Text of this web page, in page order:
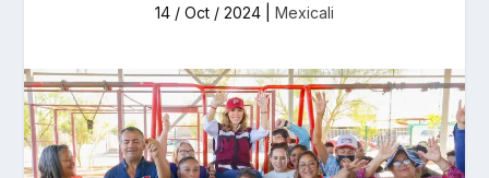
14 / Oct / 2024 Mexicali